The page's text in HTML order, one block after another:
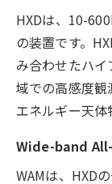
HXDは、10-
の装置です。
み合わせたハ
域での高感度観
エネルギー天体
Wide-band All-
WAMは、HXD